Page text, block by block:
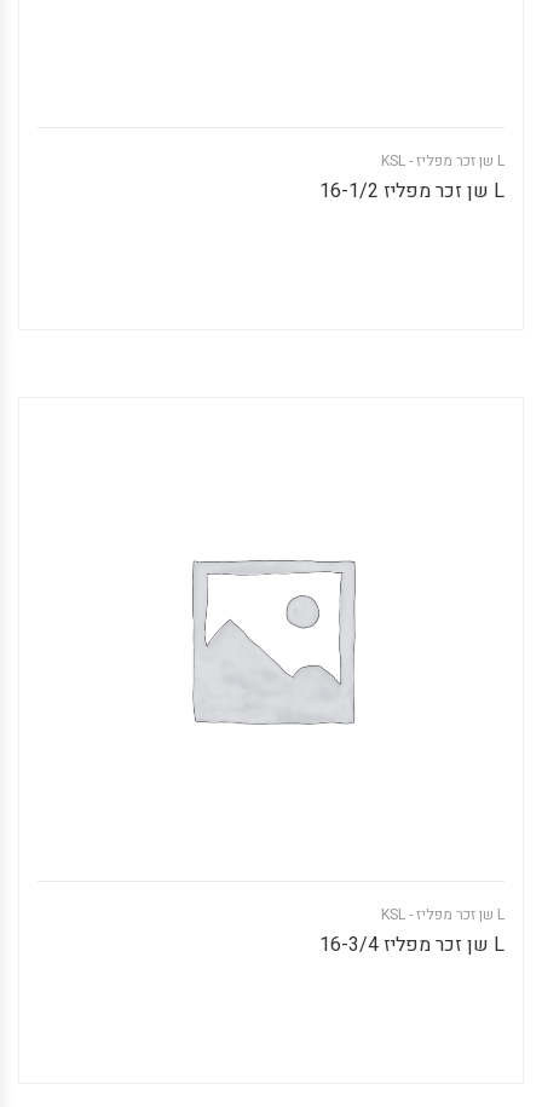
L שן זכר מפליז - KSL
L שן זכר מפליז 16-1/2
L שן זכר מפליז - KSL
L שן זכר מפליז 16-3/4